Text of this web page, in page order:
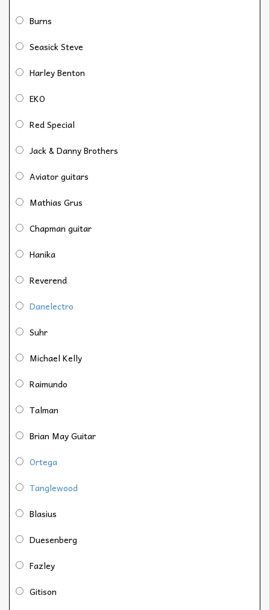
Burns
Seasick Steve
Harley Benton
EKO
Red Special
Jack & Danny Brothers
Aviator guitars
Mathias Grus
Chapman guitar
Hanika
Reverend
Danelectro
Suhr
Michael Kelly
Raimundo
Talman
Brian May Guitar
Ortega
Tanglewood
Blasius
Duesenberg
Fazley
Gitison